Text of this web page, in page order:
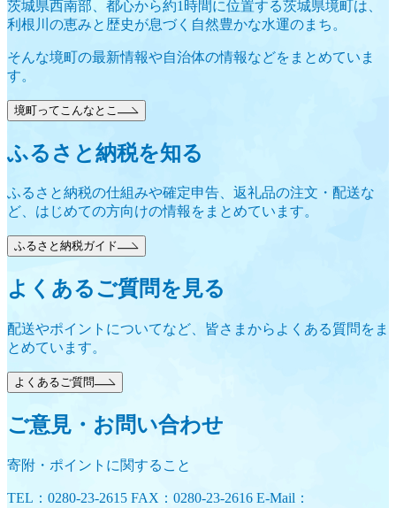
茨城県西南部、都心から約1時間に位置する茨城県境町は、
利根川の恵みと歴史が息づく自然豊かな水運のまち。
そんな境町の最新情報や自治体の情報などをまとめていま
す。
境町ってこんなとこ
ふるさと納税を知る
ふるさと納税の仕組みや確定申告、返礼品の注文・配送な
ど、はじめての方向けの情報をまとめています。
ふるさと納税ガイド
よくあるご質問を見る
配送やポイントについてなど、皆さまからよくある質問をま
とめています。
よくあるご質問
ご意見・お問い合わせ
寄附・ポイントに関すること
TEL：0280-23-2615 FAX：0280-23-2616 E-Mail：